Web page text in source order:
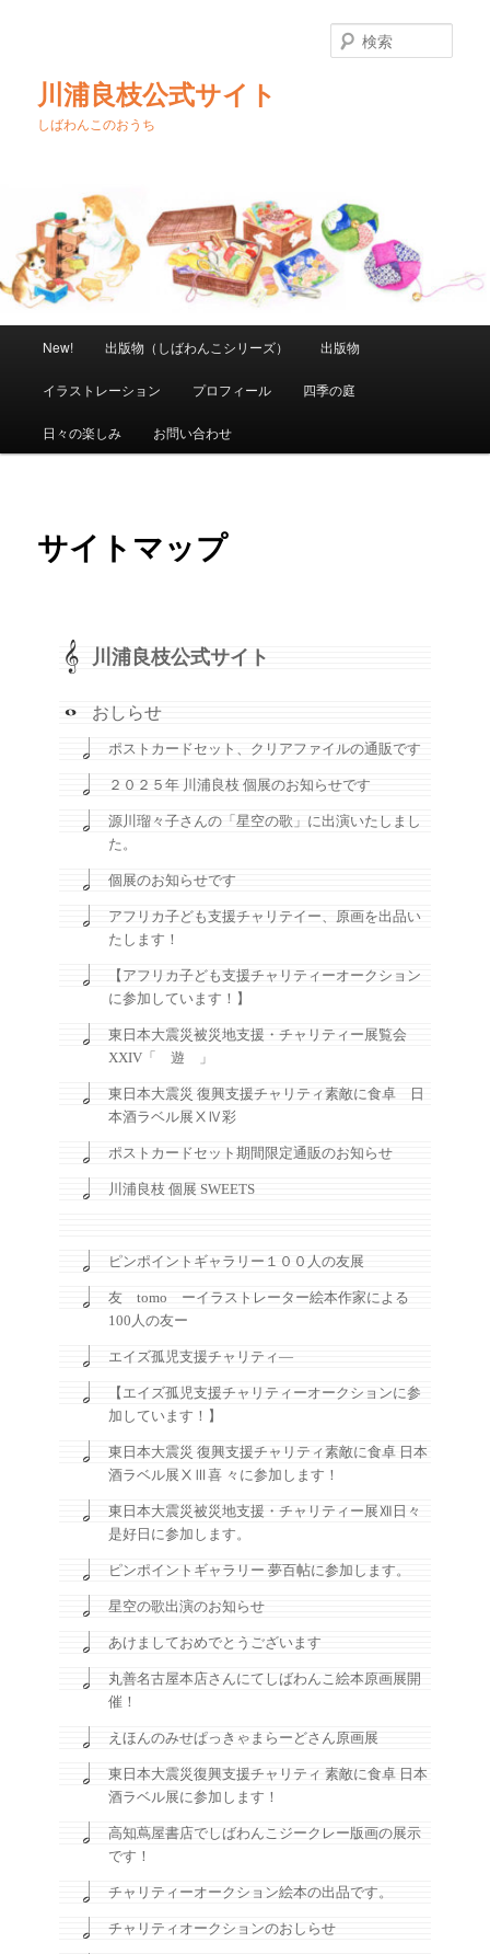
川浦良枝公式サイト
しばわんこのおうち
索
ュ
New! 出版物（しばわんこシリーズ） 出版物
イラストレーション プロフィール 四季の庭
日々の楽しみ お問い合わせ
サイトマップ
川浦良枝公式サイト
おしらせ
ポストカードセット、クリアファイルの通販です
２０２５年 川浦良枝 個展のお知らせです
源川瑠々子さんの「星空の歌」に出演いたしまし
た。
個展のお知らせです
アフリカ子ども支援チャリテイー、原画を出品い
たします！
【アフリカ子ども支援チャリティーオークション
に参加しています！】
東日本大震災被災地支援・チャリティー展覧会
XXIV「 遊 」
東日本大震災 復興支援チャリティ素敵に食卓 日
本酒ラベル展ⅩⅣ彩
ポストカードセット期間限定通販のお知らせ
川浦良枝 個展 SWEETS
ピンポイントギャラリー１００人の友展
友 tomo ーイラストレーター絵本作家による
100人の友ー
エイズ孤児支援チャリティ―
【エイズ孤児支援チャリティーオークションに参
加しています！】
東日本大震災 復興支援チャリティ素敵に食卓 日本
酒ラベル展ⅩⅢ喜 々に参加します！
東日本大震災被災地支援・チャリティー展Ⅻ日々
是好日に参加します。
ピンポイントギャラリー 夢百帖に参加します。
星空の歌出演のお知らせ
あけましておめでとうございます
丸善名古屋本店さんにてしばわんこ絵本原画展開
催！
えほんのみせぱっきゃまらーどさん原画展
東日本大震災復興支援チャリティ 素敵に食卓 日本
酒ラベル展に参加します！
高知蔦屋書店でしばわんこジークレー版画の展示
です！
チャリティーオークション絵本の出品です。
チャリティオークションのおしらせ